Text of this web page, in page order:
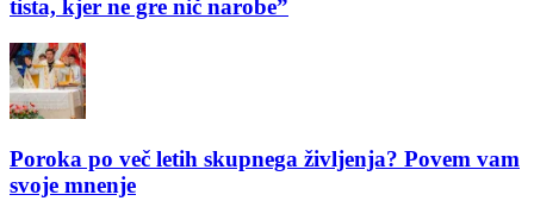
tista, kjer ne gre nič narobe”
Poroka po več letih skupnega življenja? Povem vam
svoje mnenje